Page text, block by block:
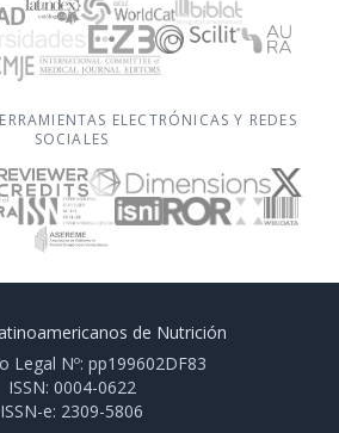
ELECTRÓNICAS Y REDES
SOCIALES
de Nutrición
Legal Nº: pp199602DF83
ISSN: 0004-0622
ISSN-e: 2309-5806